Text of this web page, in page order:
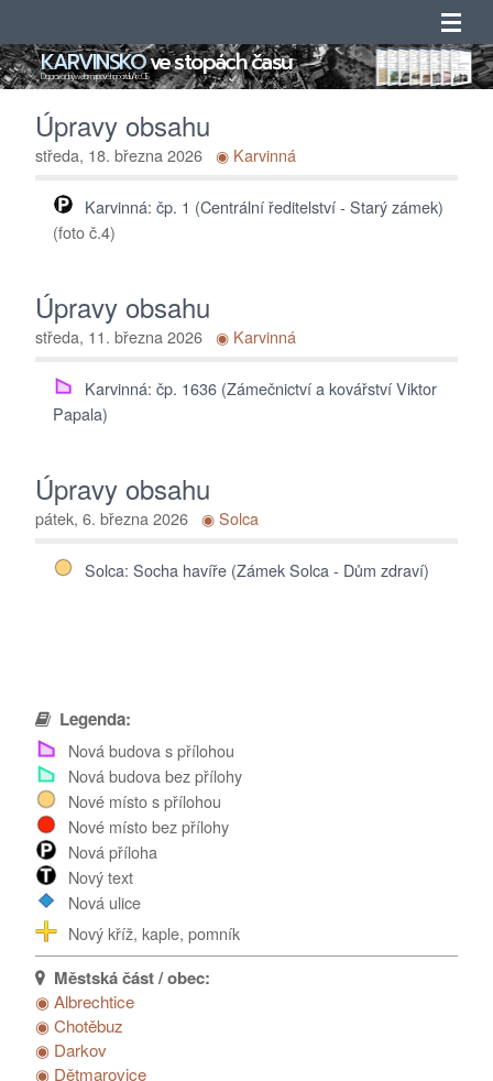
Úvod
Novinky
Katalogy
Seznamy
Adresáře
O projektu
Poděkování...
KARVINSKOve stopách času
Doprovodný web mapového portálu ArcGIS
Legenda:
Nová budova s přílohou
Nová budova bez přílohy
Nové místo s přílohou
Nové místo bez přílohy
Nová příloha
Nový text
Nová ulice
Nový kříž, kaple, pomník
◉ Albrechtice
◉ Chotěbuz
◉ Darkov
◉ Dětmarovice
Úpravy obsahu
středa, 18. března 2026 ◉ Karvinná
Karvinná: čp. 1 (Centrální ředitelství - Starý zámek)
(foto č.4)
Úpravy obsahu
středa, 11. března 2026 ◉ Karvinná
Karvinná: čp. 1636 (Zámečnictví a kovářství Viktor
Papala)
Úpravy obsahu
pátek, 6. března 2026 ◉ Solca
Solca: Socha havíře (Zámek Solca - Dům zdraví)